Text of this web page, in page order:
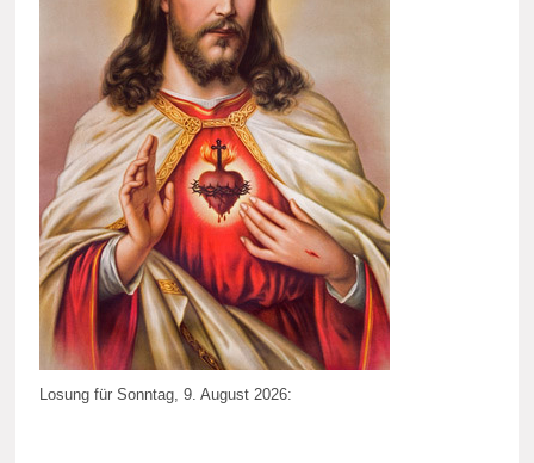
Losung für Sonntag, 9. August 2026: